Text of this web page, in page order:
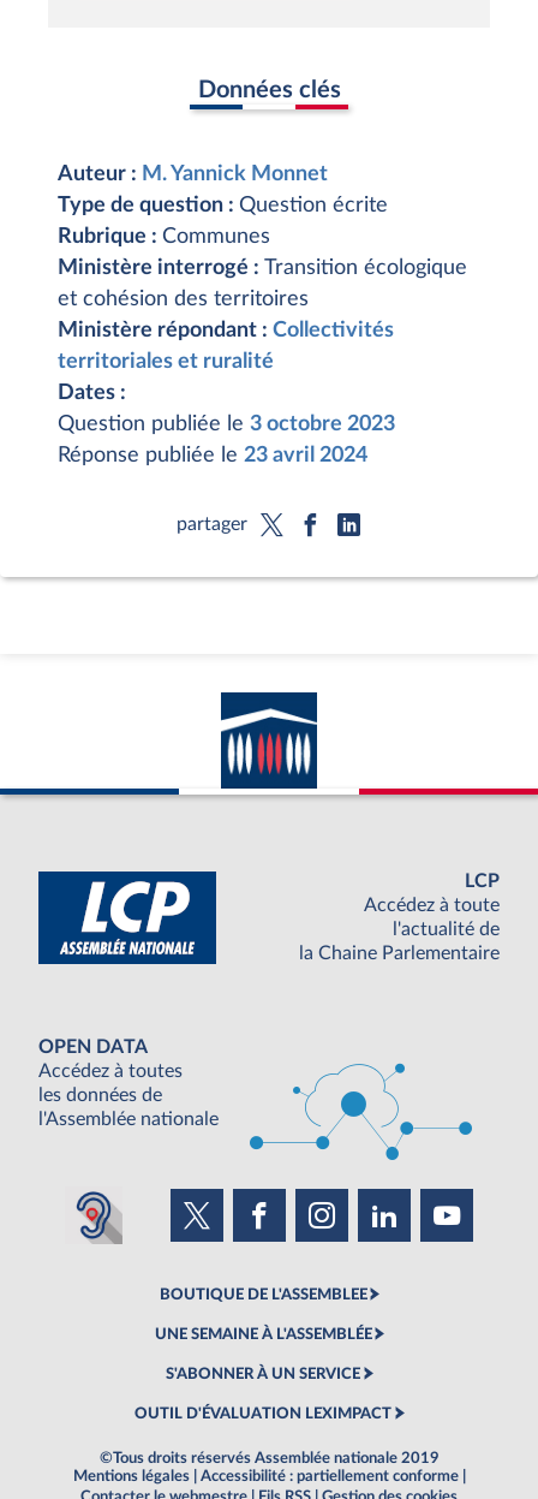
Données clés
Auteur : M. Yannick Monnet
Type de question : Question écrite
Rubrique : Communes
Ministère interrogé : Transition écologique
et cohésion des territoires
Ministère répondant : Collectivités
territoriales et ruralité
Dates :
Question publiée le 3 octobre 2023
Réponse publiée le 23 avril 2024
partager
LCP
Accédez à toute
l'actualité de
la Chaine Parlementaire
OPEN DATA
Accédez à toutes
les données de
l'Assemblée nationale
BOUTIQUE DE L'ASSEMBLEE
UNE SEMAINE À L'ASSEMBLÉE
S'ABONNER À UN SERVICE
OUTIL D'ÉVALUATION LEXIMPACT
©Tous droits réservés Assemblée nationale 2019
Mentions légales
Accessibilité : partiellement conforme